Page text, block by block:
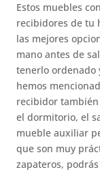
Estos muebles
recibidores de tu
las mejores
mano antes de
tenerlo ordenado
hemos
recibidor
el dormitorio, el
mueble auxiliar
que son muy
zapateros,